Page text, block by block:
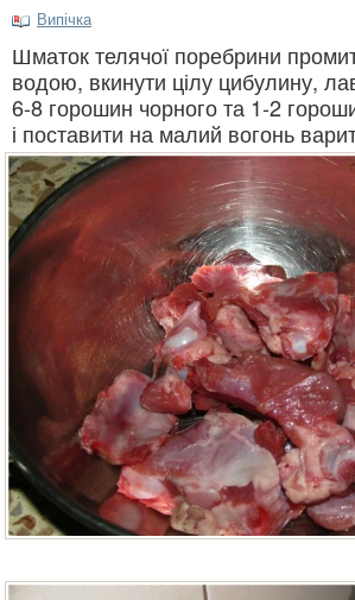
Випічка
Шматок телячої поребрини
водою, вкинути цілу цибулину,
6-8 горошин чорного та 1-2
і поставити на малий вогонь